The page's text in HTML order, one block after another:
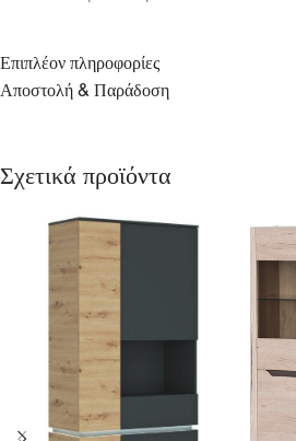
Επιπλέον πληροφορίες
Αποστολή & Παράδοση
Σχετικά προϊόντα